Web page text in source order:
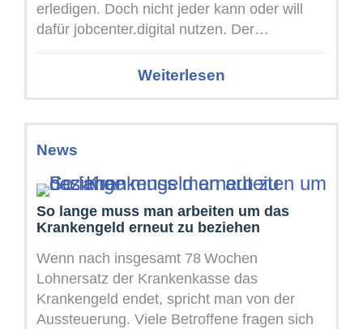
erledigen. Doch nicht jeder kann oder will
dafür jobcenter.digital nutzen. Der
Sozialverein Tacheles reagiert ...
Weiterlesen
News
So lange muss man arbeiten um das
Krankengeld erneut zu beziehen
Wenn nach insgesamt 78 Wochen
Lohnersatz der Krankenkasse das
Krankengeld endet, spricht man von der
Aussteuerung. Viele Betroffene fragen sich